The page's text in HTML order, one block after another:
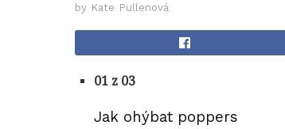
by Kate Pullenová
01 z 03
Jak ohýbat poppers